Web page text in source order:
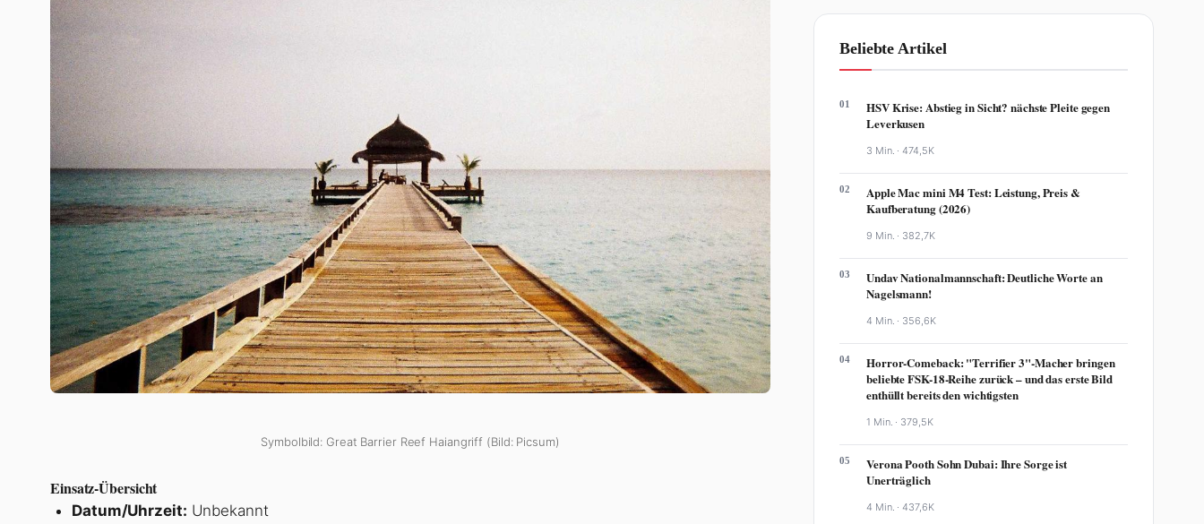
Symbolbild: Great Barrier Reef Haiangriff (Bild: Picsum)
Einsatz-Übersicht
Datum/Uhrzeit: Unbekannt
Beliebte Artikel
01
HSV Krise: Abstieg in Sicht? nächste Pleite gegen
Leverkusen
3 Min. ·474,5K
02
Apple Mac mini M4 Test: Leistung, Preis &
Kaufberatung (2026)
9 Min. · 382,7K
03
Undav Nationalmannschaft: Deutliche Worte an
Nagelsmann!
4 Min. · 356,6K
04
Horror-Comeback: "Terrifier 3"-Macher bringen
beliebte FSK-18-Reihe zurück – und das erste Bild
enthüllt bereits den wichtigsten
1 Min. · 379,5K
05
Verona Pooth Sohn Dubai: Ihre Sorge ist
Unerträglich
4 Min. ·437,6K